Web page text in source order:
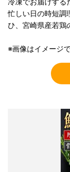
忙しい日の時短調
ひ、宮崎県産若鶏
※画像はイメージで